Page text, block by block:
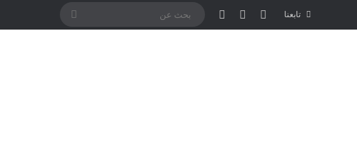
تابعنا تسجيل الدخول
مقال عشوائي
إضافة عمود جانبي